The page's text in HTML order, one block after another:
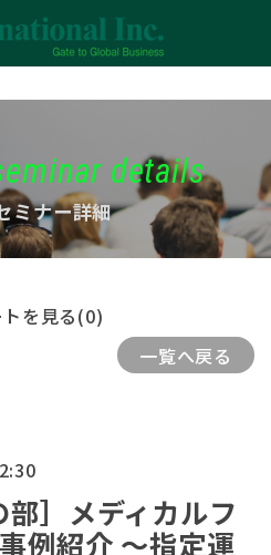
details
ミナー詳細
を見る(0)
一覧へ戻る
部］メディカルフ
例紹介 ～指定運